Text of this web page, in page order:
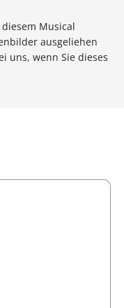
diesem Musical
ausgeliehen
uns, wenn Sie dieses